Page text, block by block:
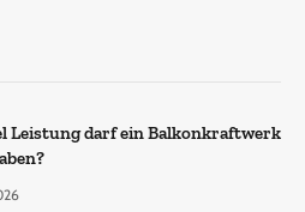
Leistung darf ein Balkonkraftwerk